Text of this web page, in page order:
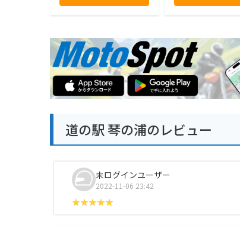
道の駅 琴の浦のレビュー
未ログインユーザー
2022-11-06 23:42